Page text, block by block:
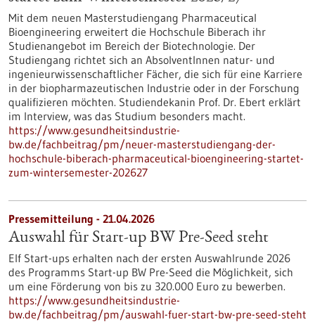
Mit dem neuen Masterstudiengang Pharmaceutical
Bioengineering erweitert die Hochschule Biberach ihr
Studienangebot im Bereich der Biotechnologie. Der
Studiengang richtet sich an AbsolventInnen natur- und
ingenieurwissenschaftlicher Fächer, die sich für eine Karriere
in der biopharmazeutischen Industrie oder in der Forschung
qualifizieren möchten. Studiendekanin Prof. Dr. Ebert erklärt
im Interview, was das Studium besonders macht.
https://www.gesundheitsindustrie-
bw.de/fachbeitrag/pm/neuer-masterstudiengang-der-
hochschule-biberach-pharmaceutical-bioengineering-startet-
zum-wintersemester-202627
Pressemitteilung - 21.04.2026
Auswahl für Start-up BW Pre-Seed steht
Elf Start-ups erhalten nach der ersten Auswahlrunde 2026
des Programms Start-up BW Pre-Seed die Möglichkeit, sich
um eine Förderung von bis zu 320.000 Euro zu bewerben.
https://www.gesundheitsindustrie-
bw.de/fachbeitrag/pm/auswahl-fuer-start-bw-pre-seed-steht